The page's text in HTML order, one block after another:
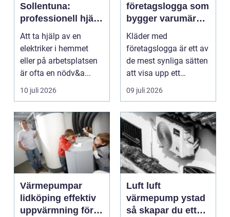
Sollentuna:
professionell hjälp
när du behöver det
Att ta hjälp av en
elektriker i hemmet
eller på arbetsplatsen
är ofta en nödv&a...
10 juli 2026
företagslogga som
bygger varumärke
i vardagen
Kläder med
företagslogga är ett av
de mest synliga sätten
att visa upp ett
varum...
09 juli 2026
Värmepumpar
lidköping effektiv
uppvärmning för
Luft luft
värmepump ystad
så skapar du ett